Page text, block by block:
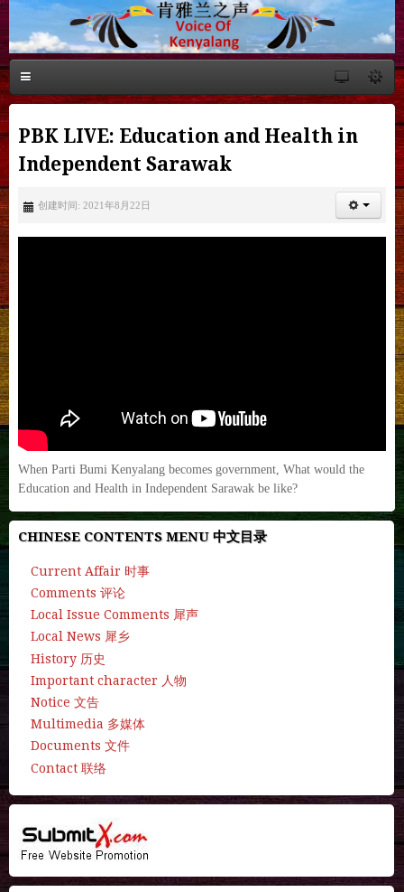
PBK LIVE: Education and Health in
Independent Sarawak
创建时间: 2021年8月22日
When Parti Bumi Kenyalang becomes government, What would the
Education and Health in Independent Sarawak be like?
CHINESE CONTENTS MENU 中文目录
Current Affair 时事
Comments 评论
Local Issue Comments 犀声
Local News 犀乡
History 历史
Important character 人物
Notice 文告
Multimedia 多媒体
Documents 文件
Contact 联络